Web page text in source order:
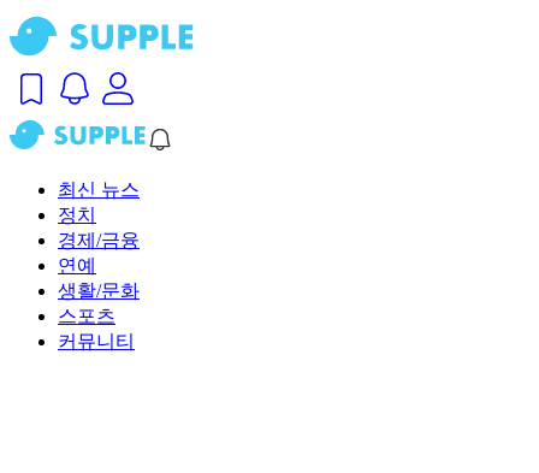
최신 뉴스
정치
경제/금융
연예
생활/문화
스포츠
커뮤니티